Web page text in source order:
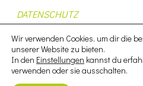
DATENSCHUTZ
AGB
Wir verwenden Cookies, um dir die
unserer Website zu bieten.
In den Einstellungen kannst du
verwenden oder sie ausschalten.